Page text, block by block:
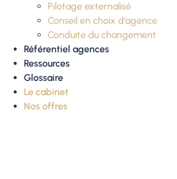
Pilotage externalisé
Conseil en choix d’agence
Conduite du changement
Référentiel agences
Ressources
Glossaire
Le cabinet
Nos offres